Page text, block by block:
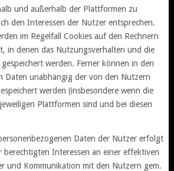
und außerhalb der Plattformen zu
den Interessen der Nutzer entsprechen.
im Regelfall Cookies auf den Rechnern
in denen das Nutzungsverhalten und die
werden. Ferner können in den
Daten unabhängig der von den Nutzern
werden (insbesondere wenn die
Plattformen sind und bei diesen
Daten der Nutzer erfolgt
berechtigten Interessen an einer effektiven
und Kommunikation mit den Nutzern gem.